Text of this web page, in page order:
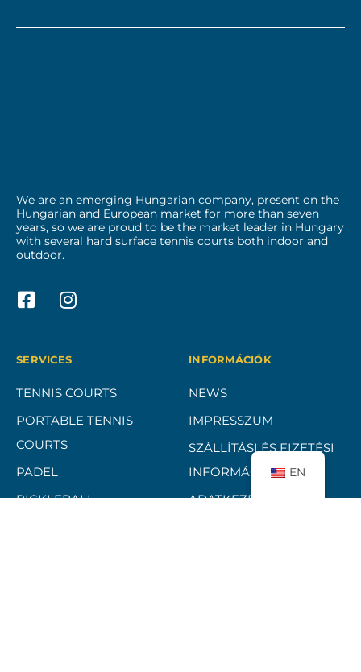
We are an emerging Hungarian company, present on the
Hungarian and European market for more than seven
years, so we are proud to be the market leader in Hungary
with several hard surface tennis courts both indoor and
outdoor.
SERVICES
TENNIS COURTS
PORTABLE TENNIS
COURTS
PADEL
PICKLEBALL
INFORMÁCIÓK
NEWS
IMPRESSZUM
SZÁLLÍTÁSI ÉS FIZETÉSI
INFORMÁCIÓK
ADATKEZELÉSI
EN